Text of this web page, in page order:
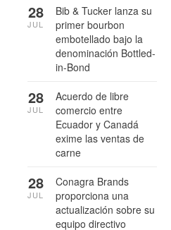
Bib & Tucker lanza su
primer bourbon
embotellado bajo la
denominación Bottled-
in-Bond
28
JUL
Acuerdo de libre
comercio entre
Ecuador y Canadá
exime las ventas de
carne
28
JUL
Conagra Brands
proporciona una
actualización sobre su
equipo directivo
28
JUL